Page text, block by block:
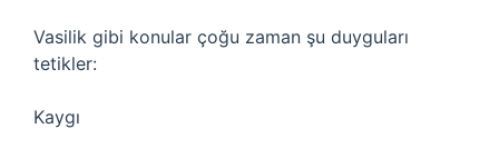
Vasilik gibi konular çoğu zaman şu duyguları
tetikler:
Kaygı